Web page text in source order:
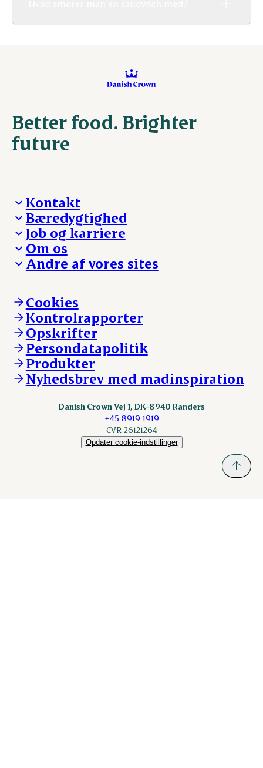
Better food. Brighter
future
Kontakt
Besøg Danish Crown
Presse og nyheder
Reklamationer
Whistleblower
Øvrige henvendelser
Bæredygtighed
Fra jord til bord
Hverdagen
Ansvarlighed og nøgletal
Job og karriere
Arbejd med os
Ledige stillinger
Om os
Hvem er vi
Vores resultater
Vores lokationer
Kontakt
Andre af vores sites
Andelsejere - kreatur
Danishcrownprofessional.com
DAT-Schaub.com
ESS-FOOD.com
Fonden Dansk Gastronomi
KLS.se
nordicspoor.com
Scanhide.dk
Cookies
Kontrolrapporter
Opskrifter
Persondatapolitik
Produkter
Nyhedsbrev med madinspiration
Danish Crown Vej 1, DK-8940 Randers
+45 8919 1919
CVR 26121264
Opdater cookie-indstillinger